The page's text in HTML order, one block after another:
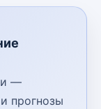
—
прогнозы